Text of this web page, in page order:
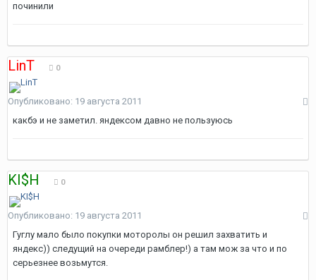
починили
LinT 0
Опубликовано: 19 августа 2011
какбэ и не заметил. яндексом давно не пользуюсь
KI$H 0
Опубликовано: 19 августа 2011
Гуглу мало было покупки моторолы он решил захватить и
яндекс)) следущий на очереди рамблер!) а там мож за что и по
серьезнее возьмутся.